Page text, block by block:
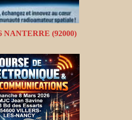
NANTERRE (92000)